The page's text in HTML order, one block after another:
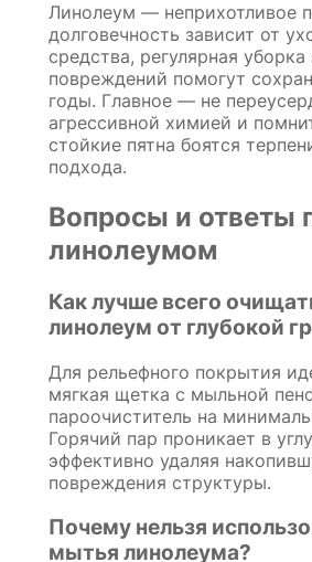
Линолеум — неприхотливое
долговечность зависит от
средства, регулярная
повреждений помогут
годы. Главное — не
агрессивной химией и
стойкие пятна боятся
подхода.
Вопросы и ответы
линолеумом
Как лучше всего
линолеум от глубокой
Для рельефного покрытия
мягкая щетка с мыльной
пароочиститель на
Горячий пар проникает в
эффективно удаляя
повреждения структуры.
Почему нельзя
мытья линолеума?